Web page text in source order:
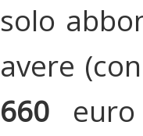
solo
avere
660